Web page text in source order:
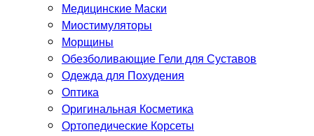
Медицинские Маски
Миостимуляторы
Морщины
Обезболивающие Гели для Суставов
Одежда для Похудения
Оптика
Оригинальная Косметика
Ортопедические Корсеты